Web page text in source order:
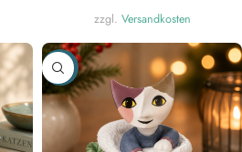
zzgl. Versandkosten
-26%